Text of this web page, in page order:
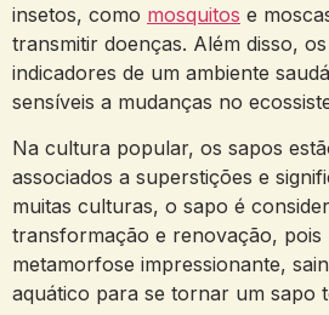
insetos,⁤ como mosquitos e
transmitir doenças. Além disso,
indicadores de um ambiente
sensíveis a mudanças no
Na cultura popular, ⁣os sapos
associados a⁢ superstições e
muitas culturas, o sapo é
transformação e ‍renovação, pois
metamorfose impressionante,
aquático para se tornar um sapo